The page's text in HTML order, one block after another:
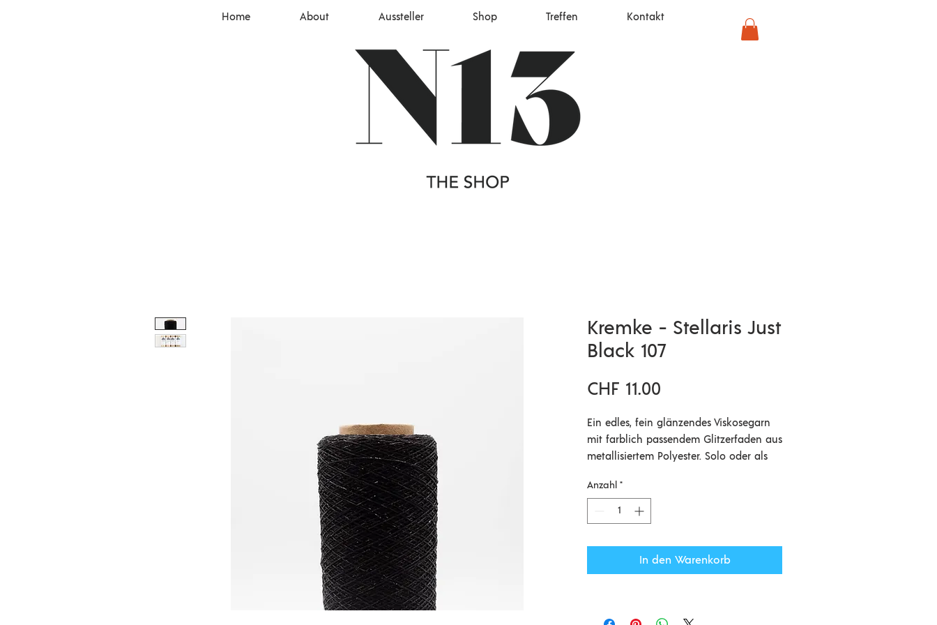
Kremke - Stellaris Just
Black 107
CHF 11.00
Ein edles, fein glänzendes Viskosegarn
mit farblich passendem Glitzerfaden aus
metallisiertem Polyester. Solo oder als
jedem Strickstück feine Glanzlichter.
Stellaris wird in Italien gesponnen.
12% Metallgarn
Lauflänge: 560m/25g
Anzahl *
In den Warenkorb
Home About Aussteller Shop Treffen Kontakt